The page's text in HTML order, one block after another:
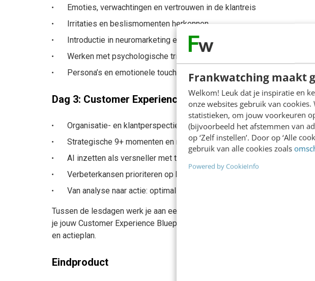
Frankwatching maakt
Welkom! Leuk dat je inspiratie en
onze websites gebruik van
statistieken, om jouw voorkeuren
(bijvoorbeeld het afstemmen van
op ‘Zelf instellen’. Door op ‘Alle
gebruik van alle cookies zoals
Powered by CookieInfo
Emoties, verwachtingen en vertrouwen in de klantreis
Irritaties en beslismomenten herkennen
Introductie in neuromarketing en gedragspsychologie
Werken met psychologische triggers, cues en cognitive load reduction
Persona’s en emotionele touchpoints toepassen op je eigen klantreis
Dag 3: Customer Experience 3.0 – van inzicht naar
Organisatie- en klantperspectief samenbrengen in één customer
Strategische 9+ momenten en micro-journeys ontwerpen
AI inzetten als versneller met tools zoals ChatGPT en Perplexity
Verbeterkansen prioriteren op basis van klantwaarde en impact
Van analyse naar actie: optimaliseren van touchpoints en processen
Tussen de lesdagen werk je aan een eigen praktijkcase. Tijdens de
je jouw Customer Experience Blueprint en ontvang je gerichte feedback
en actieplan.
Eindproduct